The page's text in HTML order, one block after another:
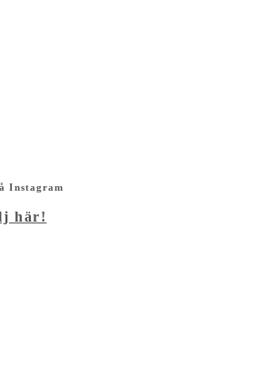
Instagram
här!